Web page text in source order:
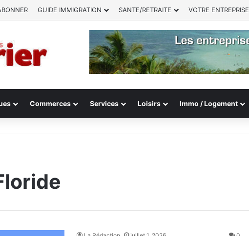
GUIDE IMMIGRATION SANTE/RETRAITE VOTRE ENTREPRISE
Commerces Services Loisirs Immo / Logement